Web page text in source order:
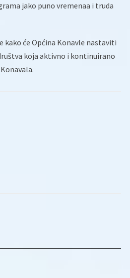
jako puno vremenaa i truda
kako će Općina Konavle nastaviti
koja aktivno i kontinuirano